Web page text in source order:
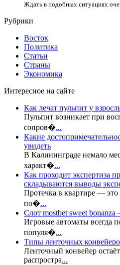
Ждать в подобных ситуациях
Рубрики
Восток
Политика
Статьи
Страны
Экономика
Интересное на сайте
Как лечат пульпит у
Пульпит возникает при
сопров�...
Какие
увидеть
В Калининграде немало
характ�...
Как проходит экспертиза
складываются выводы
Протечка в квартире —
по�...
Слот mostbet sweet
Игровые автоматы всегда
популя�...
Типы ленточных
Ленточный конвейер
распростра...